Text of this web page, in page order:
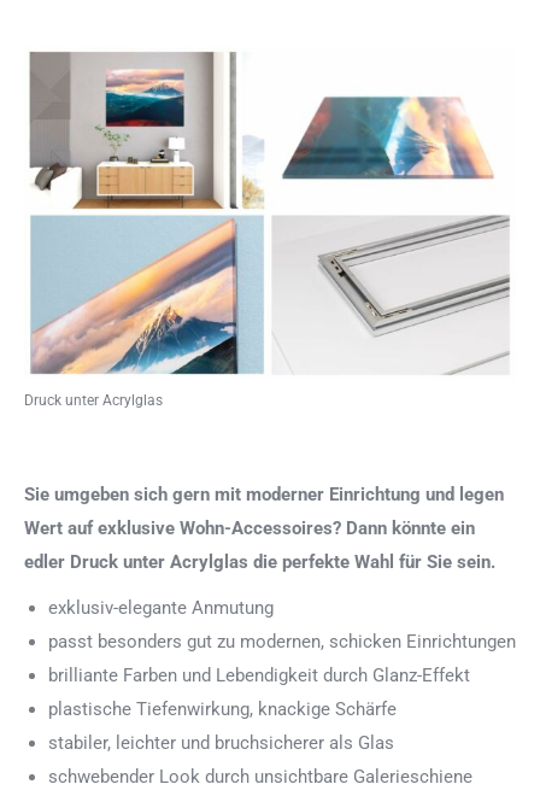
Druck unter Acrylglas
Sie umgeben sich gern mit moderner Einrichtung und legen
Wert auf exklusive Wohn-Accessoires? Dann könnte ein
edler Druck unter Acrylglas die perfekte Wahl für Sie sein.
exklusiv-elegante Anmutung
passt besonders gut zu modernen, schicken Einrichtungen
brilliante Farben und Lebendigkeit durch Glanz-Effekt
plastische Tiefenwirkung, knackige Schärfe
stabiler, leichter und bruchsicherer als Glas
schwebender Look durch unsichtbare Galerieschiene